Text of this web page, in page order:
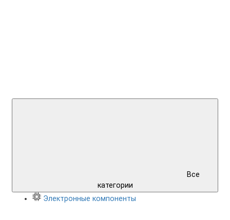
Все
категории
Электронные компоненты